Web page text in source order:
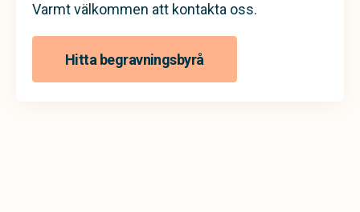
Varmt välkommen att kontakta oss.
Hitta begravningsbyrå